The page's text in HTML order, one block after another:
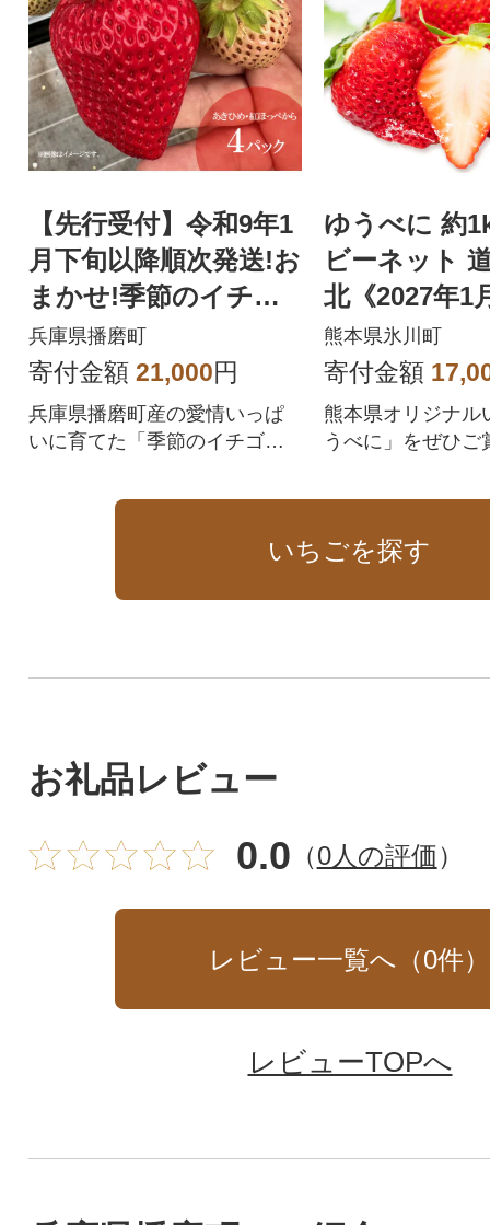
【先行受付】令和9年1
月下旬以降順次発送!お
まかせ!季節のイチゴ
(約260g)×4パック
兵庫県播磨町
寄付金額 21,000円
兵庫県播磨町産の愛情いっぱ
いに育てた「季節のイチゴ」
ゆうべに 約
ビーネット
北《2027年1
月中旬頃出荷
熊本県氷川町
寄付金額
熊本県オリジナル
うべに」をぜひご
いちごを探す
お礼品レビュー
0.0 （0人の評価）
レビュー一覧へ（0件）
レビューTOPへ